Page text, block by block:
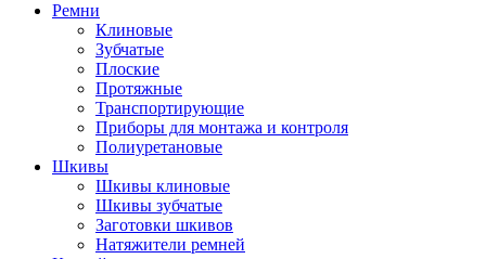
Ремни
Клиновые
Зубчатые
Плоские
Протяжные
Транспортирующие
Приборы для монтажа и контроля
Полиуретановые
Шкивы
Шкивы клиновые
Шкивы зубчатые
Заготовки шкивов
Натяжители ремней